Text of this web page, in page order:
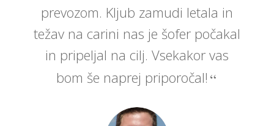
prevozom. Kljub zamudi letala in
težav na carini nas je šofer počakal
in pripeljal na cilj. Vsekakor vas
bom še naprej priporočal!